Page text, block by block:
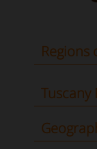
Regions
Tuscany